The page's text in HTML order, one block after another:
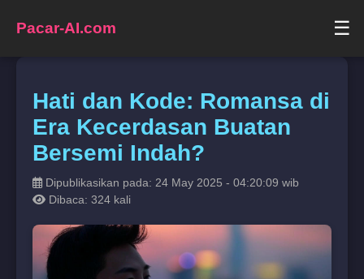
Pacar-AI.com ☰
Hati dan Kode: Romansa di
Era Kecerdasan Buatan
Bersemi Indah?
Dipublikasikan pada: 24 May 2025 - 04:20:09 wib
Dibaca: 324 kali